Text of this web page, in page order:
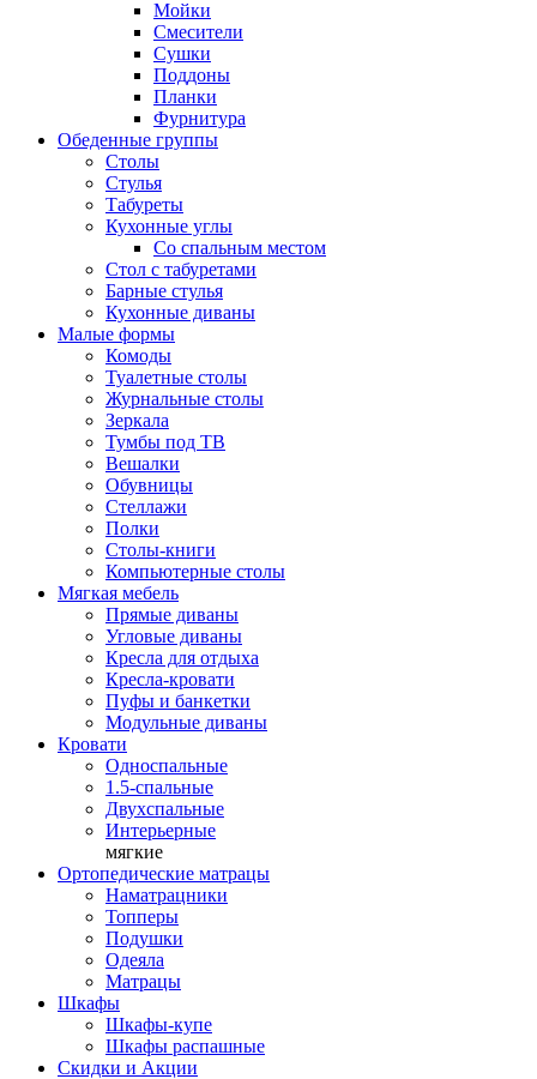
Мойки
Смесители
Сушки
Поддоны
Планки
Фурнитура
Обеденные группы
Столы
Стулья
Табуреты
Кухонные углы
Со спальным местом
Стол с табуретами
Барные стулья
Кухонные диваны
Малые формы
Комоды
Туалетные столы
Журнальные столы
Зеркала
Тумбы под ТВ
Вешалки
Обувницы
Стеллажи
Полки
Столы-книги
Компьютерные столы
Мягкая мебель
Прямые диваны
Угловые диваны
Кресла для отдыха
Кресла-кровати
Пуфы и банкетки
Модульные диваны
Кровати
Односпальные
1.5-спальные
Двухспальные
Интерьерные
мягкие
Ортопедические матрацы
Наматрацники
Топперы
Подушки
Одеяла
Матрацы
Шкафы
Шкафы-купе
Шкафы распашные
Скидки и Акции